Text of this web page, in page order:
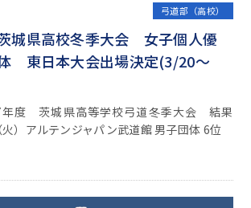
弓道部（高校）
茨城県高校冬季大会 女子個人優
東日本大会出場決定(3/20～
度 茨城県高等学校弓道冬季大会 結果
）アルテンジャパン武道館 男子団体 6位